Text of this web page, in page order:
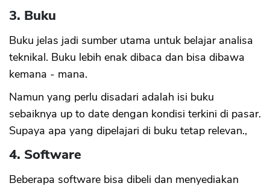
3. Buku
Buku jelas jadi sumber utama untuk belajar analisa
teknikal. Buku lebih enak dibaca dan bisa dibawa
kemana - mana.
Namun yang perlu disadari adalah isi buku
sebaiknya up to date dengan kondisi terkini di pasar.
Supaya apa yang dipelajari di buku tetap relevan.,
4. Software
Beberapa software bisa dibeli dan menyediakan